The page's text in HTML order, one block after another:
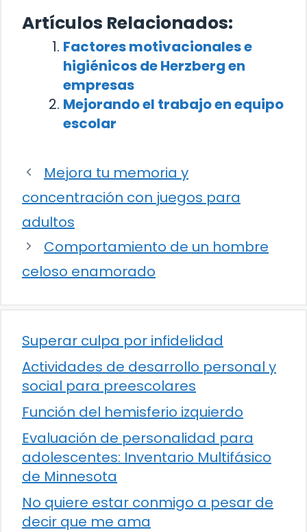
Artículos Relacionados:
Factores motivacionales e
higiénicos de Herzberg en
empresas
Mejorando el trabajo en equipo
escolar
Mejora tu memoria y
concentración con juegos para
adultos
Comportamiento de un hombre
celoso enamorado
Superar culpa por infidelidad
Actividades de desarrollo personal y
social para preescolares
Función del hemisferio izquierdo
Evaluación de personalidad para
adolescentes: Inventario Multifásico
de Minnesota
No quiere estar conmigo a pesar de
decir que me ama